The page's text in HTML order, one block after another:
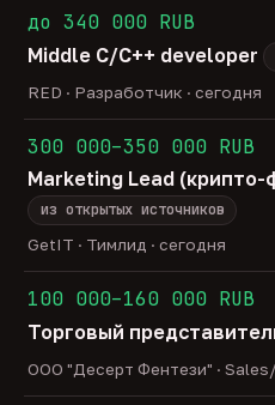
до 340 000 RUB
Middle C/C++ developer
RED · Разработчик · сегодня
300 000–350 000 RUB
Marketing Lead (крипто-
из открытых источников
GetIT · Тимлид · сегодня
100 000–160 000 RUB
Торговый
ООО "Десерт Фентези" ·